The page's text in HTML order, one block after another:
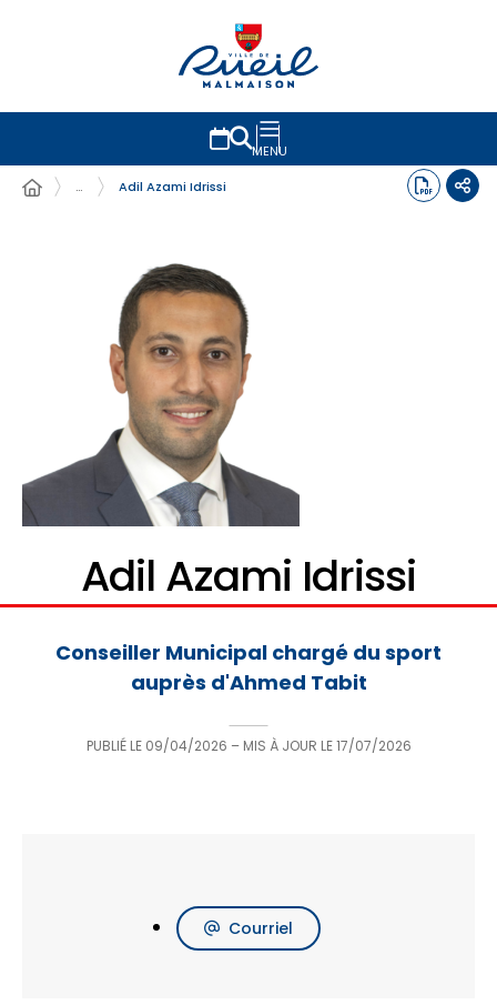
MENU
…
Adil Azami Idrissi
Adil Azami Idrissi
Conseiller Municipal chargé du sport
auprès d'Ahmed Tabit
PUBLIÉ LE 09/04/2026 – MIS À JOUR LE17/07/2026
Courriel